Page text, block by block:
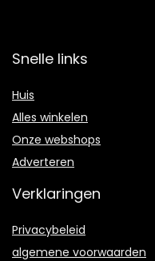
Snelle links
Huis
Alles winkelen
Onze webshops
Adverteren
Verklaringen
Privacybeleid
algemene voorwaarden